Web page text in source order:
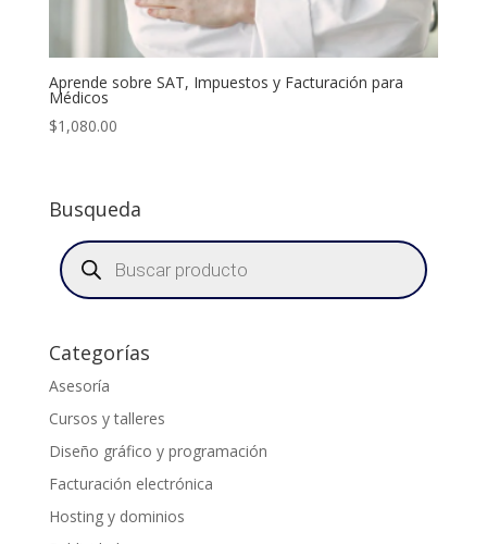
Aprende sobre SAT, Impuestos y Facturación para
Médicos
$1,080.00
Busqueda
Búsqueda
de
productos
Categorías
Asesoría
Cursos y talleres
Diseño gráfico y programación
Facturación electrónica
Hosting y dominios